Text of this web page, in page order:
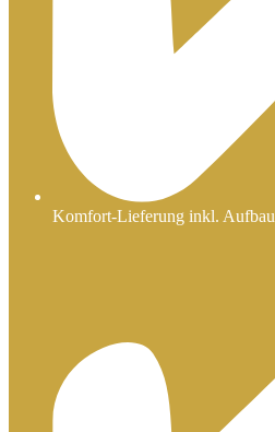
Komfort-Lieferung inkl. Aufbau